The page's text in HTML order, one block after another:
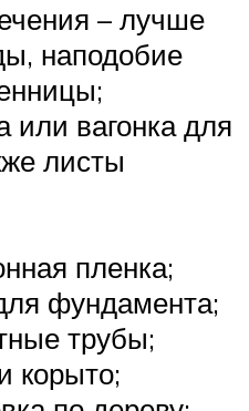
– лучше
наподобие
или вагонка для
листы
пленка;
фундамента;
трубы;
корыто;